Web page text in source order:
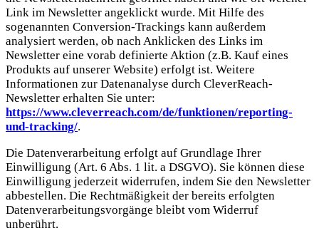
Link im Newsletter angeklickt wurde. Mit Hilfe des
sogenannten Conversion-Trackings kann außerdem
analysiert werden, ob nach Anklicken des Links im
Newsletter eine vorab definierte Aktion (z.B. Kauf eines
Produkts auf unserer Website) erfolgt ist. Weitere
Informationen zur Datenanalyse durch CleverReach-
Newsletter erhalten Sie unter:
https://www.cleverreach.com/de/funktionen/reporting-
und-tracking/.
Die Datenverarbeitung erfolgt auf Grundlage Ihrer
Einwilligung (Art. 6 Abs. 1 lit. a DSGVO). Sie können diese
Einwilligung jederzeit widerrufen, indem Sie den Newsletter
abbestellen. Die Rechtmäßigkeit der bereits erfolgten
Datenverarbeitungsvorgänge bleibt vom Widerruf
unberührt.